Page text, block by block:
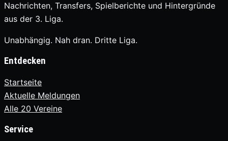
Nachrichten, Transfers, Spielberichte und Hintergründe
aus der 3. Liga.
Unabhängig. Nah dran. Dritte Liga.
Entdecken
Startseite
Aktuelle Meldungen
Alle 20 Vereine
Service